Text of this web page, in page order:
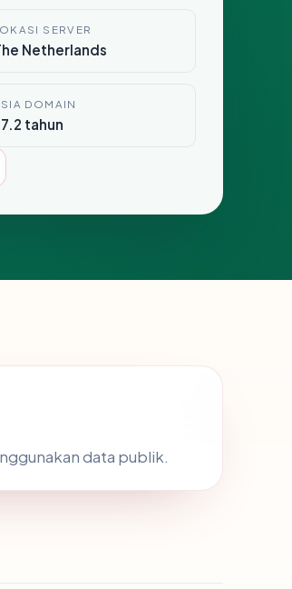
SERVER
Netherlands
DOMAIN
tahun
data publik.